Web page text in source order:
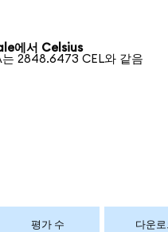
에서 Celsius
는 2848.6473 CEL와 같음
평가 수 다운로